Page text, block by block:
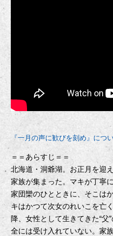
『一月の声に歓びを刻め』につ
＝＝あらすじ＝＝
北海道・洞爺湖。お正月を迎
家族が集まった。マキが丁寧
家団欒のひとときに、そこは
キはかつて次女のれいこを亡
降、女性として生きてきた“父
全には受け入れていない。家